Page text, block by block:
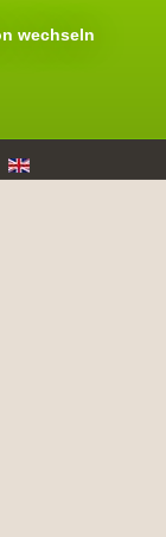
wechseln